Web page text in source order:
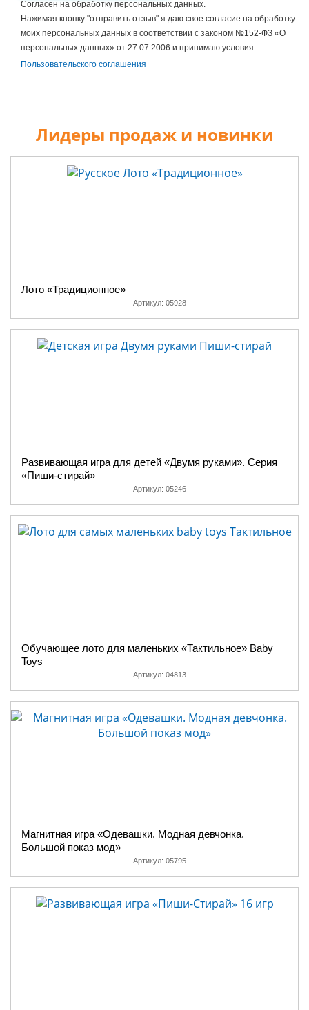
Согласен на обработку персональных данных.
Нажимая кнопку "отправить отзыв" я даю свое согласие на обработку
моих персональных данных в соответствии с законом №152-ФЗ «О
персональных данных» от 27.07.2006 и принимаю условия
Пользовательского соглашения
Лидеры продаж и новинки
Лото «Традиционное»
Артикул: 05928
Развивающая игра для детей «Двумя руками». Серия
«Пиши-стирай»
Артикул: 05246
Обучающее лото для маленьких «Тактильное» Baby
Toys
Артикул: 04813
Магнитная игра «Одевашки. Модная девчонка.
Большой показ мод»
Артикул: 05795